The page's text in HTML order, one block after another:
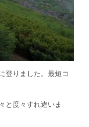
登りました。最短コ
と度々すれ違いま